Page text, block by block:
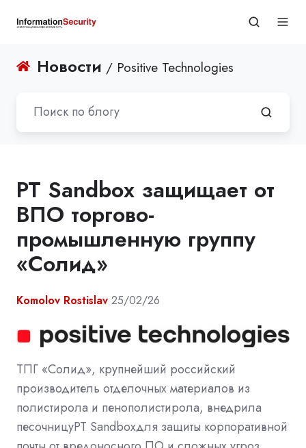
Новости / Positive Technologies
PT Sandbox защищает от
ВПО торгово-
промышленную группу
«Солид»
Komolov Rostislav 25/02/26
ТПГ «Солид», крупнейший российский
производитель отделочных материалов из
полистирола и пенополистирола, внедрила
песочницуPT Sandboxдля защиты корпоративной